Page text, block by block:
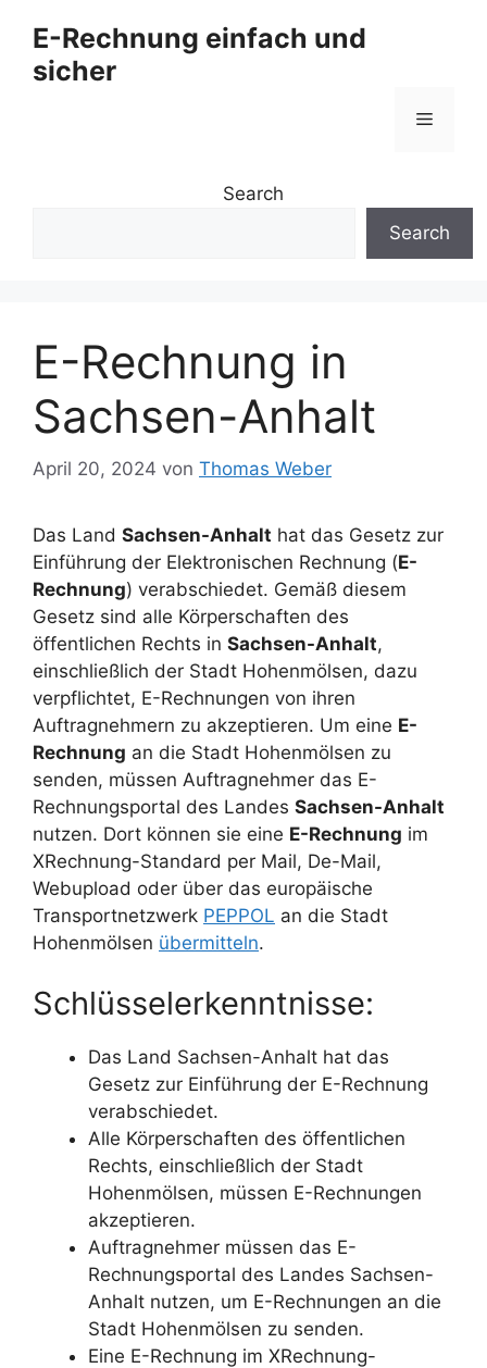
Inhalt
springen
E-Rechnung einfach und
sicher
Menü
Search
Search
E-Rechnung in
Sachsen-Anhalt
April 20, 2024 von Thomas Weber
Das Land Sachsen-Anhalt hat das Gesetz zur
Einführung der Elektronischen Rechnung (E-
Rechnung) verabschiedet. Gemäß diesem
Gesetz sind alle Körperschaften des
öffentlichen Rechts in Sachsen-Anhalt,
einschließlich der Stadt Hohenmölsen, dazu
verpflichtet, E-Rechnungen von ihren
Auftragnehmern zu akzeptieren. Um eine E-
Rechnung an die Stadt Hohenmölsen zu
senden, müssen Auftragnehmer das E-
Rechnungsportal des Landes Sachsen-Anhalt
nutzen. Dort können sie eine E-Rechnung im
XRechnung-Standard per Mail, De-Mail,
Webupload oder über das europäische
Transportnetzwerk PEPPOL an die Stadt
Hohenmölsen übermitteln.
Schlüsselerkenntnisse:
Das Land Sachsen-Anhalt hat das
Gesetz zur Einführung der E-Rechnung
verabschiedet.
Alle Körperschaften des öffentlichen
Rechts, einschließlich der Stadt
Hohenmölsen, müssen E-Rechnungen
akzeptieren.
Auftragnehmer müssen das E-
Rechnungsportal des Landes Sachsen-
Anhalt nutzen, um E-Rechnungen an die
Stadt Hohenmölsen zu senden.
Eine E-Rechnung im XRechnung-